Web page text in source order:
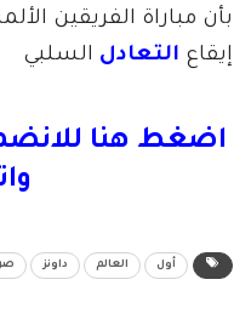
بأن مباراة الفريقين
إيقاع التعادل السلبي
اضغط هنا
أول العالم داونز